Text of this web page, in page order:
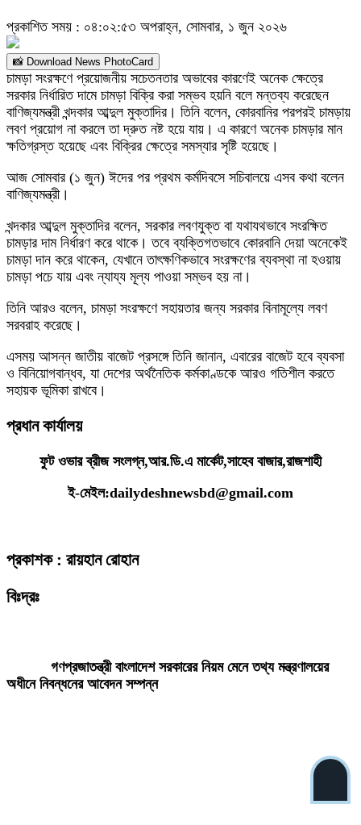
প্রকাশিত সময় : ০৪:০২:৫৩ অপরাহ্ন, সোমবার, ১ জুন ২০২৬
📸 Download News PhotoCard
চামড়া সংরক্ষণে প্রয়োজনীয় সচেতনতার অভাবের কারণেই অনেক ক্ষেত্রে
সরকার নির্ধারিত দামে চামড়া বিক্রি করা সম্ভব হয়নি বলে মন্তব্য করেছেন
বাণিজ্যমন্ত্রী খন্দকার আব্দুল মুক্তাদির। তিনি বলেন, কোরবানির পরপরই চামড়ায়
লবণ প্রয়োগ না করলে তা দ্রুত নষ্ট হয়ে যায়। এ কারণে অনেক চামড়ার মান
ক্ষতিগ্রস্ত হয়েছে এবং বিক্রির ক্ষেত্রে সমস্যার সৃষ্টি হয়েছে।
আজ সোমবার (১ জুন) ঈদের পর প্রথম কর্মদিবসে সচিবালয়ে এসব কথা বলেন
বাণিজ্যমন্ত্রী।
খন্দকার আব্দুল মুক্তাদির বলেন, সরকার লবণযুক্ত বা যথাযথভাবে সংরক্ষিত
চামড়ার দাম নির্ধারণ করে থাকে। তবে ব্যক্তিগতভাবে কোরবানি দেয়া অনেকেই
চামড়া দান করে থাকেন, যেখানে তাৎক্ষণিকভাবে সংরক্ষণের ব্যবস্থা না হওয়ায়
চামড়া পচে যায় এবং ন্যায্য মূল্য পাওয়া সম্ভব হয় না।
তিনি আরও বলেন, চামড়া সংরক্ষণে সহায়তার জন্য সরকার বিনামূল্যে লবণ
সরবরাহ করেছে।
এসময় আসন্ন জাতীয় বাজেট প্রসঙ্গে তিনি জানান, এবারের বাজেট হবে ব্যবসা
ও বিনিয়োগবান্ধব, যা দেশের অর্থনৈতিক কর্মকাণ্ডকে আরও গতিশীল করতে
সহায়ক ভূমিকা রাখবে।
প্রধান কার্যালয়
ফুট ওভার ব্রীজ সংলগ্ন,আর.ডি.এ মার্কেট,সাহেব বাজার,রাজশাহী
ই-মেইল:dailydeshnewsbd@gmail.com
প্রকাশক : রায়হান রোহান
বিঃদ্রঃ
গণপ্রজাতন্ত্রী বাংলাদেশ সরকারের নিয়ম মেনে তথ্য মন্ত্রণালয়ের
অধীনে নিবন্ধনের আবেদন সম্পন্ন